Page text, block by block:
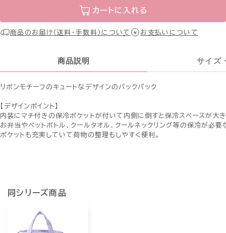
カートに入れる
商品のお届け（送料・手数料）について お支払いについて
商品説明 サイズ
リボンモチーフのキュートなデザインのバックパック
【デザインポイント】
内装にマチ付きの保冷ポケットが付いて内側に倒すと保冷スペースが大き
お弁当やペットボトル、クールタオル、クールネックリング等の保冷が必要
ポケットも充実していて荷物の整理もしやすく便利。
同シリーズ商品